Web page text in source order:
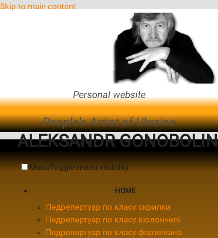
Skip to main content
Personal website
People's Artist of Ukraine
ALEKSANDR GONOBOLIN
MenuToggle menu visibility
HOME
Педрепертуар по класу скрипки
Педрепертуар по класу віолончелі
Педрепертуар по класу фортепіано